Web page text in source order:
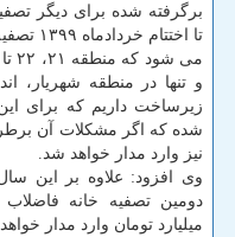
برگرفته شده برای دیگر
تا
می
و تنها در منطقه شهریار،
زیرساخت داریم كه برای
شده كه اگر مشكلات آن
نیز وارد مدار خواهد شد.
وی افزود: علاوه بر این
میلیارد تومان وارد مدار